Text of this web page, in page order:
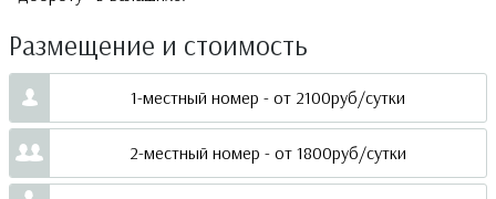
Размещение и стоимость
1-местный номер - от 2100руб/сутки
2-местный номер - от 1800руб/сутки